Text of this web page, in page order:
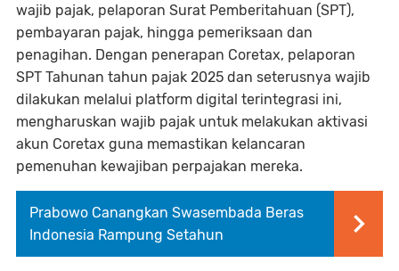
wajib pajak, pelaporan Surat Pemberitahuan (SPT),
pembayaran pajak, hingga pemeriksaan dan
penagihan. Dengan penerapan Coretax, pelaporan
SPT Tahunan tahun pajak 2025 dan seterusnya wajib
dilakukan melalui platform digital terintegrasi ini,
mengharuskan wajib pajak untuk melakukan aktivasi
akun Coretax guna memastikan kelancaran
pemenuhan kewajiban perpajakan mereka.
Prabowo Canangkan Swasembada Beras
Indonesia Rampung Setahun